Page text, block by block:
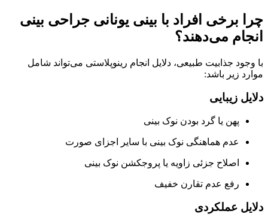
چرا برخی افراد با بینی یونانی جراحی بینی
انجام می‌دهند؟
با وجود جذابیت طبیعی، دلایل انجام رینوپلاستی می‌تواند شامل
موارد زیر باشد:
دلایل زیبایی
پهن یا گرد بودن نوک بینی
عدم هماهنگی نوک بینی با سایر اجزای صورت
اصلاح جزئی زاویه یا پروجکشن نوک بینی
رفع عدم تقارن خفیف
دلایل عملکردی